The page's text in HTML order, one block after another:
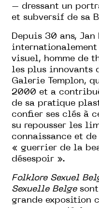
– dressant un
et subversif de sa
Depuis 30 ans, Jan
internationalement
visuel, homme de
les plus innovants
Galerie Templon,
2000 et a
de sa pratique
confier ses clés à
su repousser les
connaissance et
« guerrier de la
désespoir ».
Folklore Sexuel
Sexuelle Belgesont
grande exposition